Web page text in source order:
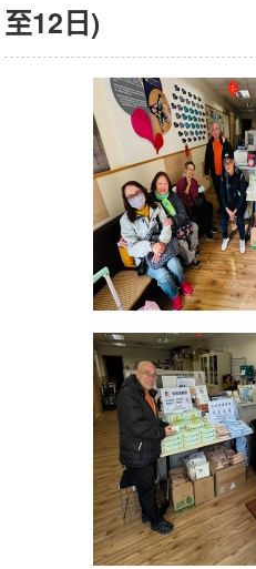
活動/講座
會員通訊
聯絡我們
至12日)